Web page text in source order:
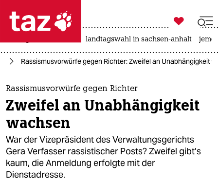
 taz zahl ich
taz zahl ich
themen
politik
öko
gesellschaft
kultur

taz zahl ich
landtagswahl in sachsen-anhalt
Rassismusvorwürfe gegen Richter: Zweifel an Unabhängigkeit
Rassismusvorwürfe gegen Richter
Zweifel an Unabhängigkeit
wachsen
War der Vizepräsident des Verwaltungsgerichts
Gera Verfasser rassistischer Posts? Zweifel gibt’s
kaum, die Anmeldung erfolgte mit der
Dienstadresse.